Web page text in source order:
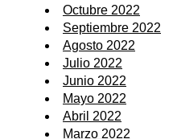
Octubre 2022
Septiembre 2022
Agosto 2022
Julio 2022
Junio 2022
Mayo 2022
Abril 2022
Marzo 2022